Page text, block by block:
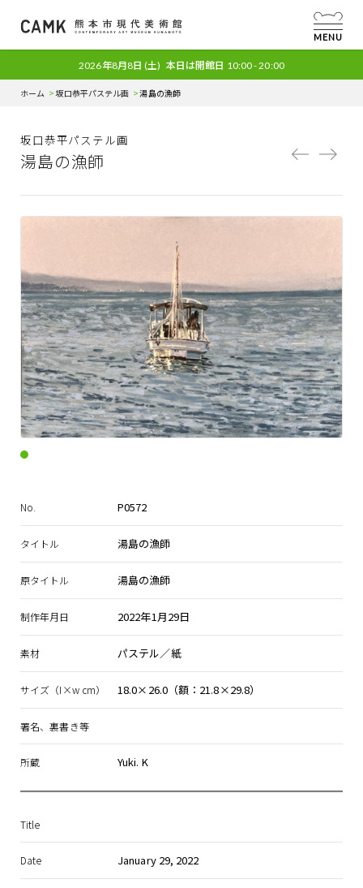
MENU
2026年8月8日 (土) 本日は開館日 10:00 - 20:00
ホーム 坂口恭平パステル画 湯島の漁師
坂口恭平パステル画
湯島の漁師
No. P0572
タイトル 湯島の漁師
原タイトル 湯島の漁師
制作年月日 2022年1月29日
素材 パステル／紙
サイズ（I×w cm） 18.0×26.0（額：21.8×29.8）
署名、裏書き等
所蔵 Yuki. K
Title
Date January 29, 2022